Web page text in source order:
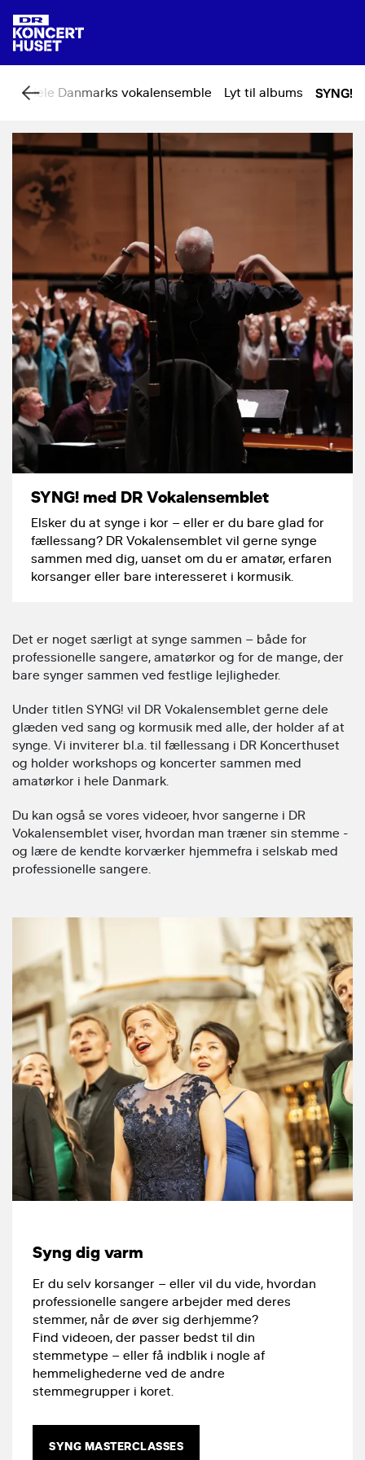
Hele Danmarks vokalensemble Lyt til albums SYNG!
SYNG! med DR Vokalensemblet
Elsker du at synge i kor – eller er du bare glad for
fællessang? DR Vokalensemblet vil gerne synge
sammen med dig, uanset om du er amatør, erfaren
korsanger eller bare interesseret i kormusik.
Det er noget særligt at synge sammen – både for
professionelle sangere, amatørkor og for de mange, der
bare synger sammen ved festlige lejligheder.
Under titlen SYNG! vil DR Vokalensemblet gerne dele
glæden ved sang og kormusik med alle, der holder af at
synge. Vi inviterer bl.a. til fællessang i DR Koncerthuset
og holder workshops og koncerter sammen med
amatørkor i hele Danmark.
Du kan også se vores videoer, hvor sangerne i DR
Vokalensemblet viser, hvordan man træner sin stemme -
og lære de kendte korværker hjemmefra i selskab med
professionelle sangere.
Syng dig varm
Er du selv korsanger – eller vil du vide, hvordan
professionelle sangere arbejder med deres
stemmer, når de øver sig derhjemme?
Find videoen, der passer bedst til din
stemmetype – eller få indblik i nogle af
hemmelighederne ved de andre
stemmegrupper i koret.
SYNG MASTERCLASSES